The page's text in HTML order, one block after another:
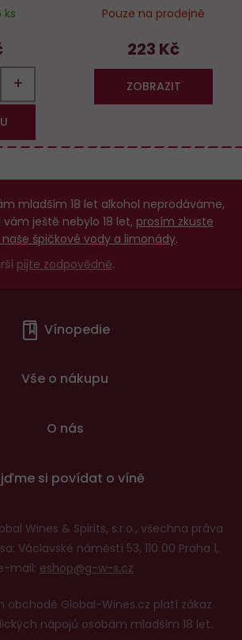
ks
+
Pouze na prodejně
223 Kč
ZOBRAZIT
mladším 18 let alkohol neprodáváme,
vám ještě nebylo 18 let, prosím zkuste
špičkové vody a limonády.
pijte zodpovědně.
Vínopedie
Vše o nákupu
O nás
si povídat o víně
Wines & Spirits, s.r.o., všechna práva
Václavské náměstí 53, 110 00 Praha 1,
mail: eshop@g-w-s.cz
obchodě Global-Wines.cz platí zákaz
nápojů osobám mladším 18 let.